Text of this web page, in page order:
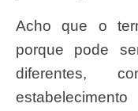
Acho que o termo privatização é perigoso
porque pode
diferentes,